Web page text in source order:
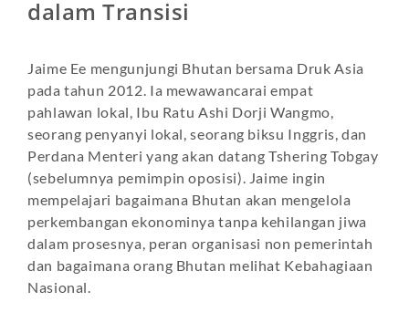
dalam Transisi
Jaime Ee mengunjungi Bhutan bersama Druk Asia
pada tahun 2012. Ia mewawancarai empat
pahlawan lokal, Ibu Ratu Ashi Dorji Wangmo,
seorang penyanyi lokal, seorang biksu Inggris, dan
Perdana Menteri yang akan datang Tshering Tobgay
(sebelumnya pemimpin oposisi). Jaime ingin
mempelajari bagaimana Bhutan akan mengelola
perkembangan ekonominya tanpa kehilangan jiwa
dalam prosesnya, peran organisasi non pemerintah
dan bagaimana orang Bhutan melihat Kebahagiaan
Nasional.